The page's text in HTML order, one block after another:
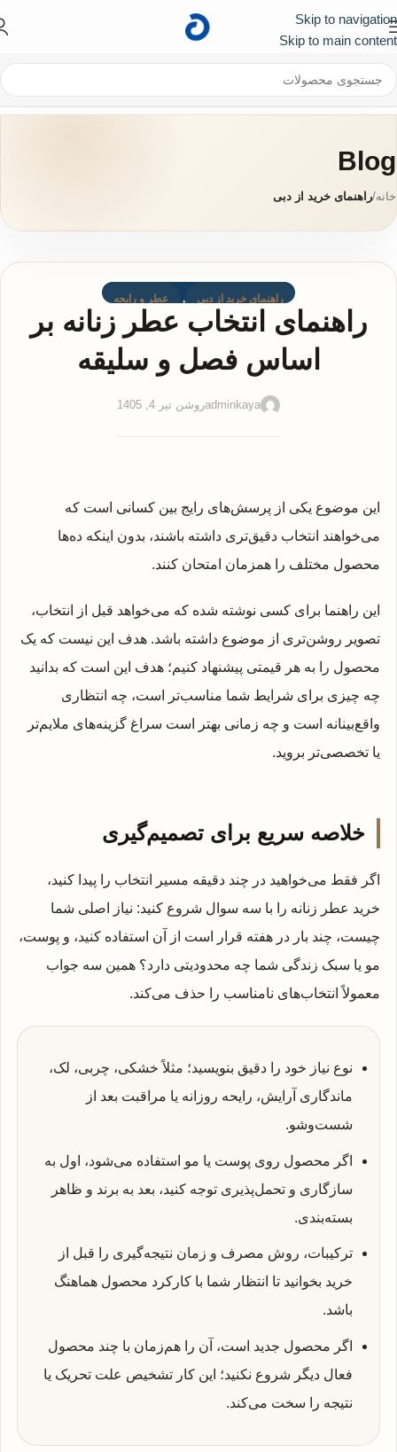
Skip to navigation
Skip to main content
Blog
خانه/راهنمای خرید از دبی
راهنمای خرید از دبی , عطر و رایحه
راهنمای انتخاب عطر زنانه بر
اساس فصل و سلیقه
adminkayaروشن تیر 4, 1405
این موضوع یکی از پرسش‌های رایج بین کسانی است که
می‌خواهند انتخاب دقیق‌تری داشته باشند، بدون اینکه ده‌ها
محصول مختلف را همزمان امتحان کنند.
این راهنما برای کسی نوشته شده که می‌خواهد قبل از انتخاب،
تصویر روشن‌تری از موضوع داشته باشد. هدف این نیست که یک
محصول را به هر قیمتی پیشنهاد کنیم؛ هدف این است که بدانید
چه چیزی برای شرایط شما مناسب‌تر است، چه انتظاری
واقع‌بینانه است و چه زمانی بهتر است سراغ گزینه‌های ملایم‌تر
یا تخصصی‌تر بروید.
خلاصه سریع برای تصمیم‌گیری
اگر فقط می‌خواهید در چند دقیقه مسیر انتخاب را پیدا کنید،
خرید عطر زنانه را با سه سوال شروع کنید: نیاز اصلی شما
چیست، چند بار در هفته قرار است از آن استفاده کنید، و پوست،
مو یا سبک زندگی شما چه محدودیتی دارد؟ همین سه جواب
معمولاً انتخاب‌های نامناسب را حذف می‌کند.
نوع نیاز خود را دقیق بنویسید؛ مثلاً خشکی، چربی، لک،
ماندگاری آرایش، رایحه روزانه یا مراقبت بعد از
شست‌وشو.
اگر محصول روی پوست یا مو استفاده می‌شود، اول به
سازگاری و تحمل‌پذیری توجه کنید، بعد به برند و ظاهر
بسته‌بندی.
ترکیبات، روش مصرف و زمان نتیجه‌گیری را قبل از
خرید بخوانید تا انتظار شما با کارکرد محصول هماهنگ
باشد.
اگر محصول جدید است، آن را هم‌زمان با چند محصول
فعال دیگر شروع نکنید؛ این کار تشخیص علت تحریک یا
نتیجه را سخت می‌کند.